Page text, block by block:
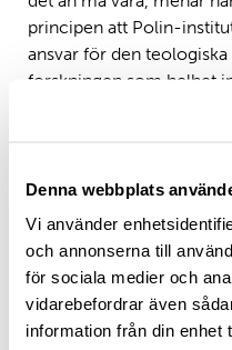
Denna webbplats
Vi använder
och annonserna till
för sociala medier och
vidarebefordrar även
information från din enhet
principen att Polin-
ansvar för den
forskningen som helhet
visst ämne, för det är
måste man se
och var den
sakkunskap på just
sektorn. Visst har
ansvar för den
teologiska
mark för större